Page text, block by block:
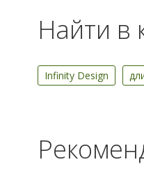
Найти в
Infinity Design